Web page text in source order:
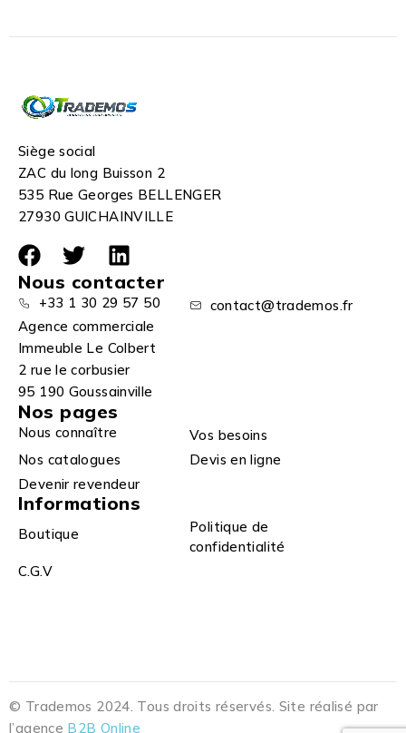
Siège social
ZAC du long Buisson 2
535 Rue Georges BELLENGER
27930 GUICHAINVILLE
Nous contacter
+33 1 30 29 57 50
contact@trademos.fr
Agence commerciale
Immeuble Le Colbert
2 rue le corbusier
95 190 Goussainville
Nos pages
Nous connaître
Vos besoins
Nos catalogues
Devis en ligne
Devenir revendeur
Informations
Boutique
Politique de
confidentialité
C.G.V
© Trademos 2024. Tous droits réservés. Site réalisé par
l’agence B2B Online